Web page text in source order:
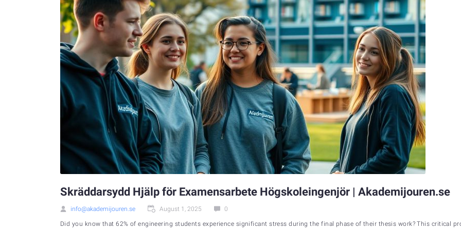
Skräddarsydd Hjälp för Examensarbete Högskoleingenjör | Akademijouren.se
info@akademijouren.se August 1, 2025 0
Did you know that 62% of engineering students experience significant stress during the final phase of their thesis work? This critical